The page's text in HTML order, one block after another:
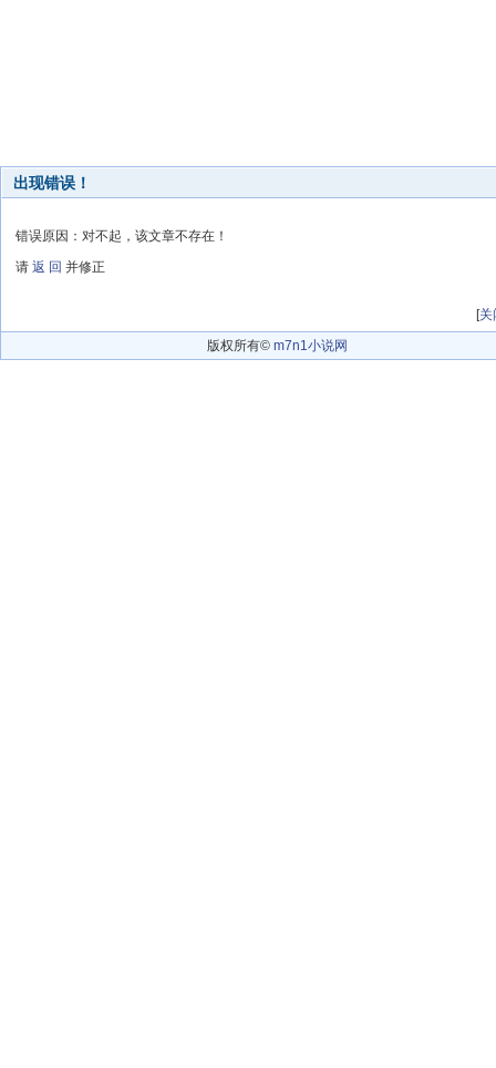
出现错误！
错误原因：对不起，该文章不存在！
请 返 回 并修正
[关
版权所有© m7n1小说网